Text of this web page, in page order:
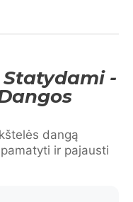
-
dangą
ir pajausti